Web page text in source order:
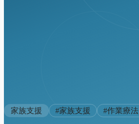
家族支援 #家族支援 #作業療法